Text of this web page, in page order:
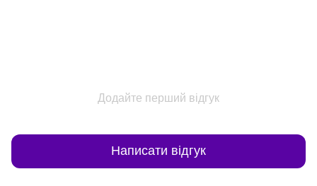
Додайте перший відгук
Написати відгук